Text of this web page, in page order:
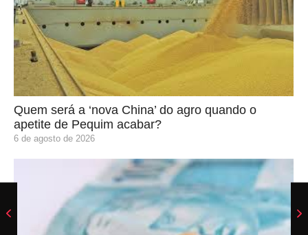
Quem será a ‘nova China’ do agro quando o
apetite de Pequim acabar?
6 de agosto de 2026